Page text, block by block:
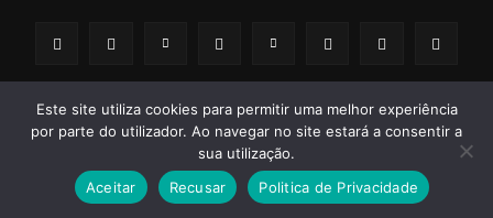
© 2014 - 2025 Lidador Notícias. | Todos os Direitos Reservados.
Termos e Condições Política de Privacidade Publicidade
Este site utiliza cookies para permitir uma melhor experiência
por parte do utilizador. Ao navegar no site estará a consentir a
sua utilização.
Aceitar
Recusar Politica de Privacidade